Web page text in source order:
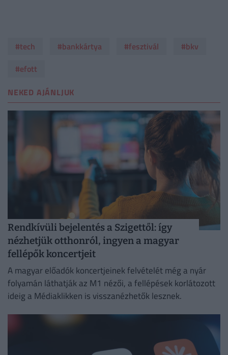
#tech #bankkártya #fesztivál
#bkv
#efott
NEKED AJÁNLJUK
Rendkívüli bejelentés a Szigettől: így
nézhetjük otthonról, ingyen a magyar
fellépők koncertjeit
A magyar előadók koncertjeinek felvételét még a nyár
folyamán láthatják az M1 nézői, a fellépések korlátozott
ideig a Médiaklikken is visszanézhetők lesznek.